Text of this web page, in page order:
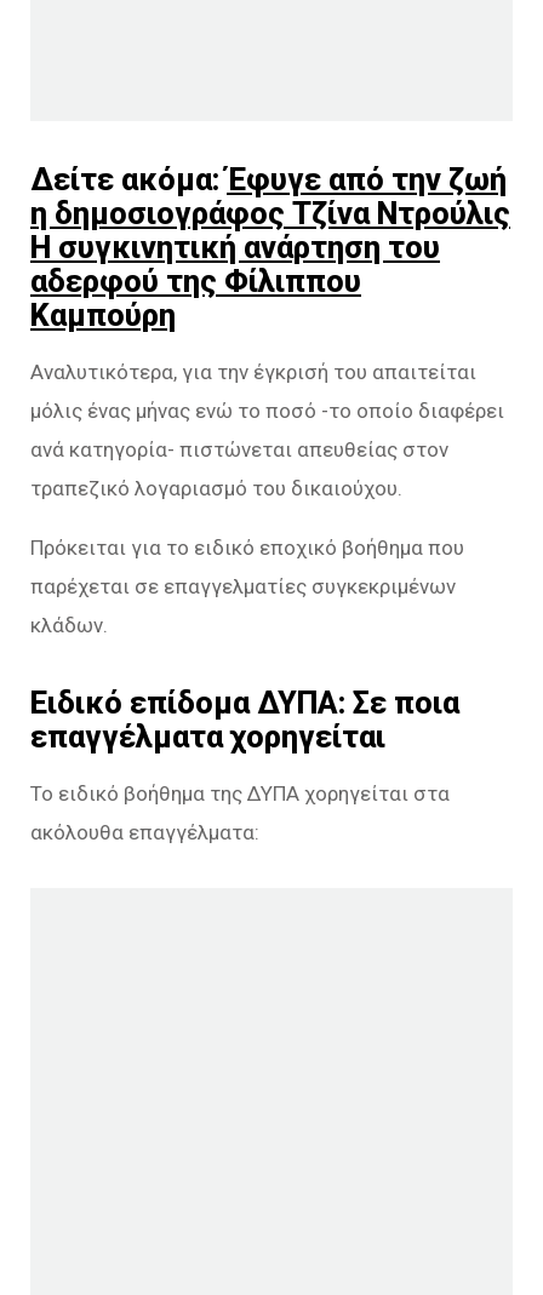
Δείτε ακόμα:Έφυγε από την ζωή
η δημοσιογράφος Τζίνα Ντρούλις
Η συγκινητική ανάρτηση του
αδερφού της Φίλιππου
Καμπούρη
Αναλυτικότερα, για την έγκρισή του απαιτείται
μόλις ένας μήνας ενώ το ποσό -το οποίο διαφέρει
ανά κατηγορία- πιστώνεται απευθείας στον
τραπεζικό λογαριασμό του δικαιούχου.
Πρόκειται για το ειδικό εποχικό βοήθημα που
παρέχεται σε επαγγελματίες συγκεκριμένων
κλάδων.
Ειδικό επίδομα ΔΥΠΑ: Σε ποια
επαγγέλματα χορηγείται
Το ειδικό βοήθημα της ΔΥΠΑ χορηγείται στα
ακόλουθα επαγγέλματα: